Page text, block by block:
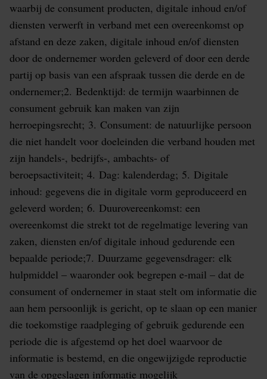
waarbij de consument producten, digitale inhoud en/of
diensten verwerft in verband met een overeenkomst op
afstand en deze zaken, digitale inhoud en/of diensten
door de ondernemer worden geleverd of door een derde
partij op basis van een afspraak tussen die derde en de
ondernemer;2. Bedenktijd: de termijn waarbinnen de
consument gebruik kan maken van zijn
herroepingsrecht; 3. Consument: de natuurlijke persoon
die niet handelt voor doeleinden die verband houden met
zijn handels-, bedrijfs-, ambachts- of
beroepsactiviteit; 4. Dag: kalenderdag; 5. Digitale
inhoud: gegevens die in digitale vorm geproduceerd en
geleverd worden; 6. Duurovereenkomst: een
overeenkomst die strekt tot de regelmatige levering van
zaken, diensten en/of digitale inhoud gedurende een
bepaalde periode;7. Duurzame gegevensdrager: elk
hulpmiddel – waaronder ook begrepen e-mail – dat de
consument of ondernemer in staat stelt om informatie die
aan hem persoonlijk is gericht, op te slaan op een manier
die toekomstige raadpleging of gebruik gedurende een
periode die is afgestemd op het doel waarvoor de
informatie is bestemd, en die ongewijzigde reproductie
van de opgeslagen informatie mogelijk